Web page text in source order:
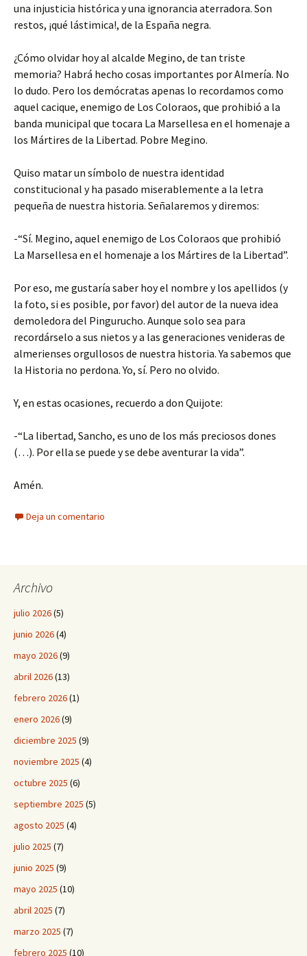
una injusticia histórica y una ignorancia aterradora. Son
restos, ¡qué lástimica!, de la España negra.
¿Cómo olvidar hoy al alcalde Megino, de tan triste
memoria? Habrá hecho cosas importantes por Almería. No
lo dudo. Pero los demócratas apenas lo recordamos como
aquel cacique, enemigo de Los Coloraos, que prohibió a la
banda municipal que tocara La Marsellesa en el homenaje a
los Mártires de la Libertad. Pobre Megino.
Quiso matar un símbolo de nuestra identidad
constitucional y ha pasado miserablemente a la letra
pequeña de nuestra historia. Señalaremos y diremos:
-“Sí. Megino, aquel enemigo de Los Coloraos que prohibió
La Marsellesa en el homenaje a los Mártires de la Libertad”.
Por eso, me gustaría saber hoy el nombre y los apellidos (y
la foto, si es posible, por favor) del autor de la nueva idea
demoledora del Pingurucho. Aunque solo sea para
recordárselo a sus nietos y a las generaciones venideras de
almerienses orgullosos de nuestra historia. Ya sabemos que
la Historia no perdona. Yo, sí. Pero no olvido.
Y, en estas ocasiones, recuerdo a don Quijote:
-“La libertad, Sancho, es uno de los más preciosos dones
(…). Por ella se puede y se debe aventurar la vida”.
Amén.
Deja un comentario
Archivo
julio 2026(5)
junio 2026(4)
mayo 2026(9)
abril 2026(13)
febrero 2026(1)
enero 2026(9)
diciembre 2025 (9)
noviembre 2025 (4)
octubre 2025 (6)
septiembre 2025 (5)
agosto 2025 (4)
julio 2025 (7)
junio 2025 (9)
mayo 2025 (10)
abril 2025 (7)
marzo 2025 (7)
febrero 2025 (10)